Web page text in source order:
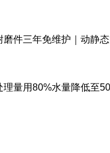
件三年免维护｜动静态
用80%水量降低至